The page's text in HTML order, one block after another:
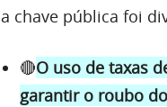
a chave pública foi
🔴O uso de taxas
garantir o roubo